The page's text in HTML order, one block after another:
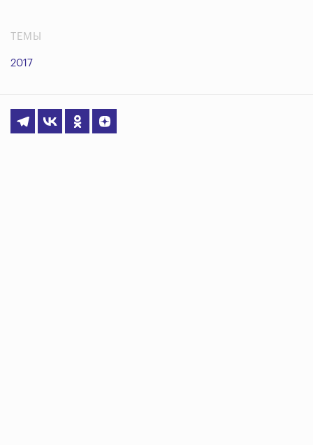
ТЕМЫ
2017